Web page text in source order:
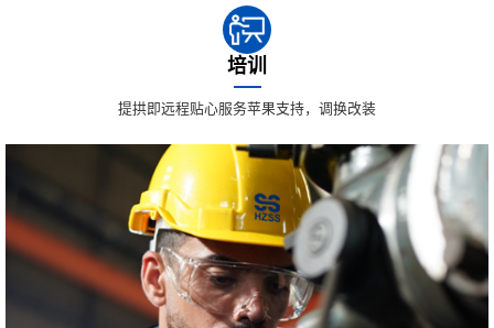
培训
提拱即远程贴心服务苹果支持，调换改装